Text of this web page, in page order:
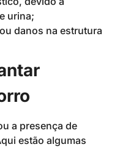
urina;
danos na estrutura
a presença de
estão algumas